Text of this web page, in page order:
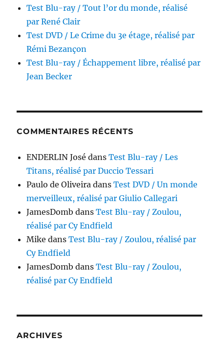
Test Blu-ray / Tout l’or du monde, réalisé
par René Clair
Test DVD / Le Crime du 3e étage, réalisé par
Rémi Bezançon
Test Blu-ray / Échappement libre, réalisé par
Jean Becker
COMMENTAIRES RÉCENTS
ENDERLIN José dansTest Blu-ray / Les
Titans, réalisé par Duccio Tessari
Paulo de Oliveira dansTest DVD / Un monde
merveilleux, réalisé par Giulio Callegari
JamesDomb dansTest Blu-ray / Zoulou,
réalisé par Cy Endfield
Mike dansTest Blu-ray / Zoulou, réalisé par
Cy Endfield
JamesDomb dansTest Blu-ray / Zoulou,
réalisé par Cy Endfield
ARCHIVES